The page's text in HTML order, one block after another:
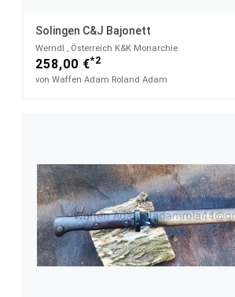
Solingen C&J Bajonett
Werndl , Österreich K&K Monarchie
258,00 €*2
von Waffen Adam Roland Adam